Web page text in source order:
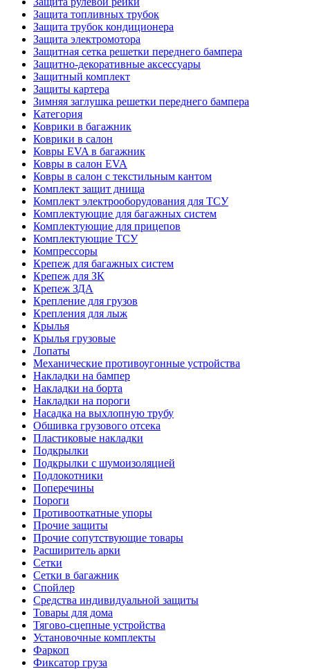
Защита топливных трубок
Защита трубок кондиционера
Защита электромотора
Защитная сетка решетки переднего бампера
Защитно-декоративные аксессуары
Защитный комплект
Защиты картера
Зимняя заглушка решетки переднего бампера
Категория
Коврики в багажник
Коврики в салон
Ковры EVA в багажник
Ковры в салон EVA
Ковры в салон с текстильным кантом
Комплект защит днища
Комплект электрооборудования для ТСУ
Комплектующие для багажных систем
Комплектующие для прицепов
Комплектующие ТСУ
Компрессоры
Крепеж для багажных систем
Крепеж для ЗК
Крепеж ЗДА
Крепление для грузов
Крепления для лыж
Крылья
Крылья грузовые
Лопаты
Механические противоугонные устройства
Накладки на бампер
Накладки на борта
Накладки на пороги
Насадка на выхлопную трубу
Обшивка грузового отсека
Пластиковые накладки
Подкрылки
Подкрылки с шумоизоляцией
Подлокотники
Поперечины
Пороги
Противооткатные упоры
Прочие защиты
Прочие сопутствующие товары
Расширитель арки
Сетки
Сетки в багажник
Спойлер
Средства индивидуальной защиты
Товары для дома
Тягово-сцепные устройства
Установочные комплекты
Фаркоп
Фиксатор груза